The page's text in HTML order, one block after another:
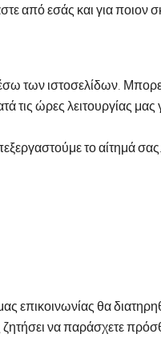
από εσάς και για ποιον
των ιστοσελίδων.
τις ώρες λειτουργίας μας
το αίτημά
επικοινωνίας θα
να παράσχετε